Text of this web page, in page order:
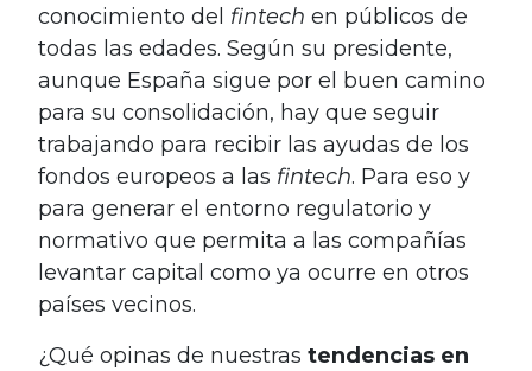
conocimiento del fintech en públicos de
todas las edades. Según su presidente,
aunque España sigue por el buen camino
para su consolidación, hay que seguir
trabajando para recibir las ayudas de los
fondos europeos a las fintech. Para eso y
para generar el entorno regulatorio y
normativo que permita a las compañías
levantar capital como ya ocurre en otros
países vecinos.
¿Qué opinas de nuestras tendencias en